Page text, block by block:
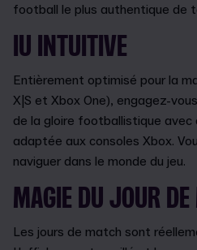
football le plus authentique de
IU INTUITIVE
Entièrement optimisé pour la
X|S et Xbox One), engagez-
de la gloire footballistique avec
adaptée aux consoles Xbox.
naviguer dans le monde du jeu.
MAGIE DU JOUR DE
Les jours de match sont